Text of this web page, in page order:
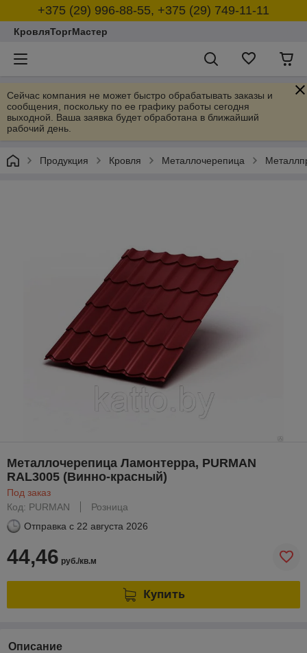
+375 (29) 996-88-55, +375 (29) 749-11-11
КровляТоргМастер
Сейчас компания не может быстро обрабатывать заказы и
сообщения, поскольку по ее графику работы сегодня
выходной. Ваша заявка будет обработана в ближайший
рабочий день.
Продукция Кровля Металлочерепица
Металлочерепица Ламонтерра, PURMAN
RAL3005 (Винно-красный)
Под заказ
Код: PURMAN
Розница
Отправка с 22 августа 2026
44,46 руб./кв.м
Купить
Описание